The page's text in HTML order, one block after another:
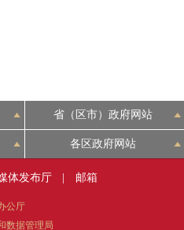
省（区市）政府网站
各区政府网站
体发布厅 邮箱
公厅
数据管理局